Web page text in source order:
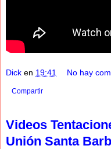
Dick en 19:41 No hay
Compartir
Videos
Unión Santa